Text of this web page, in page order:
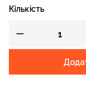
Кількість